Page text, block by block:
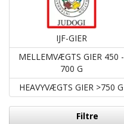
IJF-GIER
MELLEMVÆGTS GIER 450 -
700 G
HEAVYVÆGTS GIER >750 G
Filtre